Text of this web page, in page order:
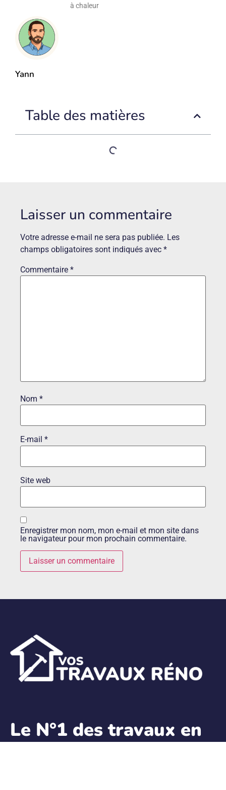
Yann
Table des matières
à chaleur
Laisser un commentaire
Votre adresse e-mail ne sera pas publiée. Les
champs obligatoires sont indiqués avec *
Commentaire *
Nom *
E-mail *
Site web
Enregistrer mon nom, mon e-mail et mon site dans
le navigateur pour mon prochain commentaire.
Le N°1 des travaux en